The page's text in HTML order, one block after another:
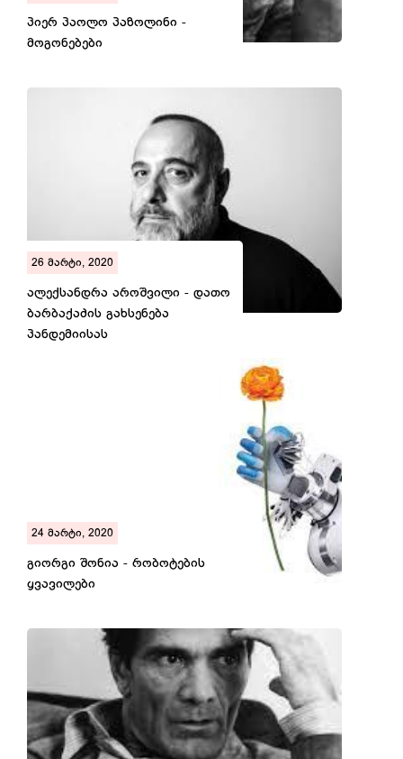
პიერ პაოლო პაზოლინი -
მოგონებები
26 მარტი, 2020
ალექსანდრა აროშვილი - დათო
ბარბაქაძის გახსენება
პანდემიისას
24 მარტი, 2020
გიორგი შონია - რობოტების
ყვავილები